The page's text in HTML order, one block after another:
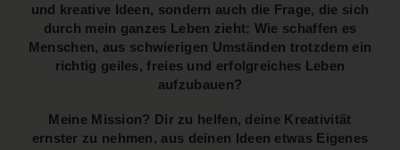
und kreative Ideen, sondern auch die Frage, die sich
durch mein ganzes Leben zieht: Wie schaffen es
Menschen, aus schwierigen Umständen trotzdem ein
richtig geiles, freies und erfolgreiches Leben
aufzubauen?
Meine Mission? Dir zu helfen, deine Kreativität
ernster zu nehmen, aus deinen Ideen etwas Eigenes